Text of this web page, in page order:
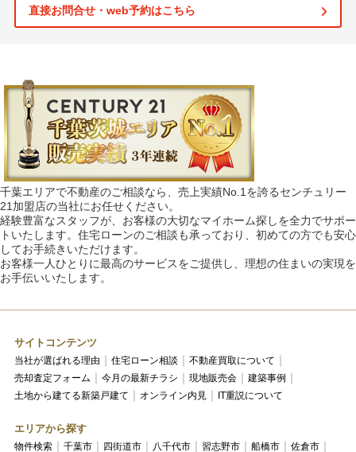
直接お問合せ・web予約はこちら
千葉エリアで不動産のご相談なら、売上実績No.1を誇るセンチュリー
21加盟店の当社にお任せください。
経験豊富なスタッフが、お客様の大切なマイホーム探しを全力でサポー
トいたします。住宅ローンのご相談も承っており、初めての方でも安心
してお手続きいただけます。
お客様一人ひとりに最高のサービスをご提供し、理想の住まいの実現を
お手伝いいたします。
サイトコンテンツ
当社が選ばれる理由 住宅ローン相談
不動産買取について
売却査定フォーム
今月の最新チラシ 現地販売会
建築事例
土地から建てる新築戸建て
オンライン内見 IT重説について
エリアから探す
物件検索 千葉市 四街道市 八千代市 習志野市 船橋市
佐倉市